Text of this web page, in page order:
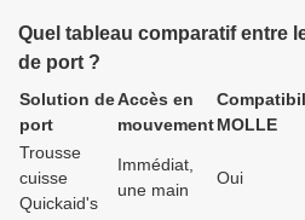
Quel tableau comparatif entre
de port ?
Solution de
port
Accès en
mouvementMOLLE
Trousse
cuisse
Quickaid's
Immédiat,
une main
Oui